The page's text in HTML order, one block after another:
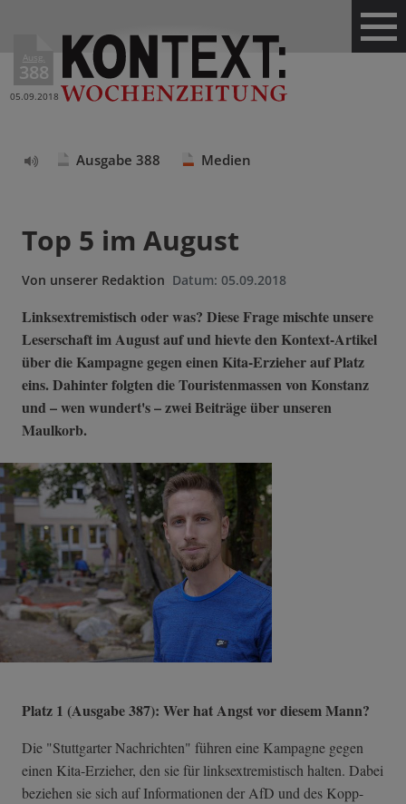
Ausg.
388
05.09.2018
Ausgabe 388 Medien
Top 5 im August
Von unserer Redaktion Datum: 05.09.2018
Linksextremistisch oder was? Diese Frage mischte unsere
Leserschaft im August auf und hievte den Kontext-Artikel
über die Kampagne gegen einen Kita-Erzieher auf Platz
eins. Dahinter folgten die Touristenmassen von Konstanz
und – wen wundert's – zwei Beiträge über unseren
Maulkorb.
Platz 1 (Ausgabe 387): Wer hat Angst vor diesem Mann?
Die "Stuttgarter Nachrichten" führen eine Kampagne gegen
einen Kita-Erzieher, den sie für linksextremistisch halten. Dabei
beziehen sie sich auf Informationen der AfD und des Kopp-